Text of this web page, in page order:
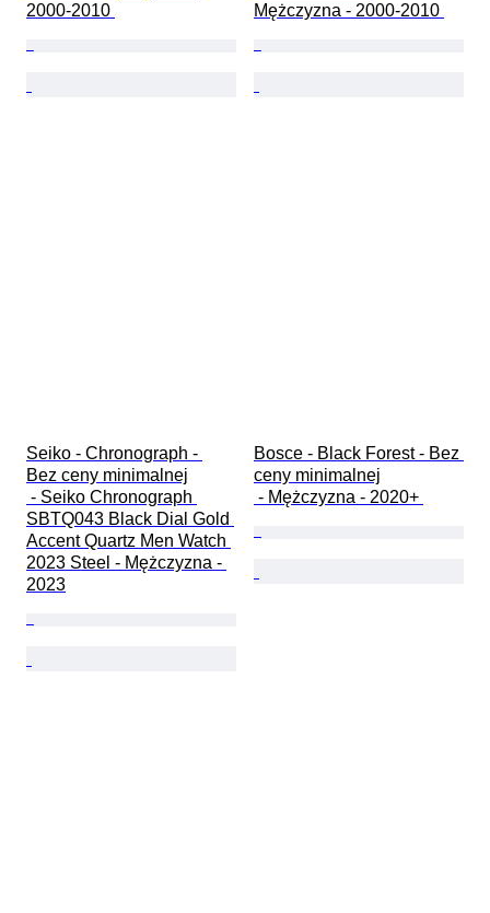
2000-2010
Mężczyzna - 2000-2010
Seiko - Chronograph -
Bez ceny minimalnej
SBTQ043 Black Dial Gold
Accent Quartz Men Watch
2023 Steel - Mężczyzna -
2023
Bosce - Black Forest - Bez
ceny minimalnej
- Mężczyzna - 2020+